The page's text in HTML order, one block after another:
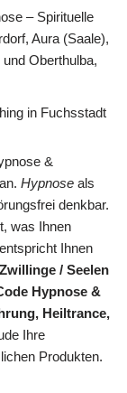
– Spirituelle
Aura (Saale),
Oberthulba,
in Fuchsstadt
&
Hypnose als
denkbar.
was Ihnen
Ihnen
/ Seelen
Hypnose &
Heiltrance,
Ihre
Produkten.